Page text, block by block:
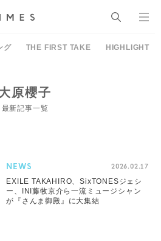
グ THE FIRST TAKE HIGHLIGHT
原櫻子
最新記事一覧
NEWS 2026.02.17
EXILE TAKAHIRO、SixTONESジェシ
ー、INI藤牧京介ら一流ミュージシャン
が『さんま御殿』に大集結